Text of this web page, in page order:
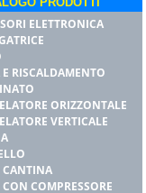
ELETTRONICA
RISCALDAMENTO
ORIZZONTALE
VERTICALE
CANTINA
COMPRESSORE